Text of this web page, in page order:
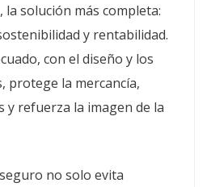
la solución más completa:
y rentabilidad.
con el diseño y los
protege la mercancía,
y refuerza la imagen de la
no solo evita